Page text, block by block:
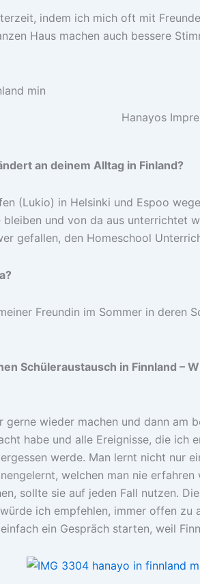
indem ich mich oft mit
Haus machen auch bessere
Hanayos
an deinem Alltag in Finland?
(Lukio) in Helsinki und Espoo
und von da aus
gefallen, den Homeschool
Freundin im Sommer in deren
Schüleraustausch in Finnland –
gerne wieder machen und dann
habe und alle Ereignisse, die
werde. Man lernt nicht nur
welchen man nie
sollte sie auf jeden Fall nutzen.
ich empfehlen, immer offen
ein Gespräch starten, weil